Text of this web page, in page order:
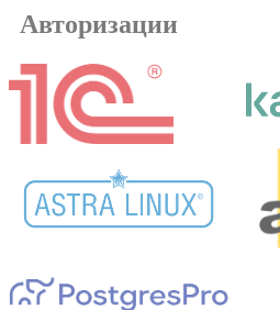
Авторизации